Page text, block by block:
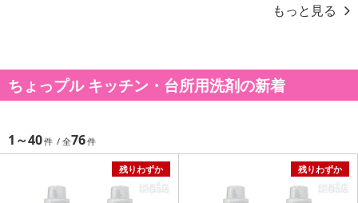
もっと見る
ちょっプル キッチン・台所用洗剤の新着
1～40 76
残りわずか 残りわずか